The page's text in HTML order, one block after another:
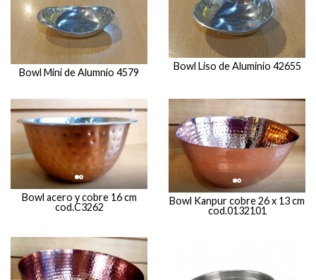
Bowl Mini de Alumnio 4579
Bowl Liso de Aluminio 42655
Bowl acero y cobre 16 cm
cod.C3262
Bowl Kanpur cobre 26 x 13 cm
cod.0132101